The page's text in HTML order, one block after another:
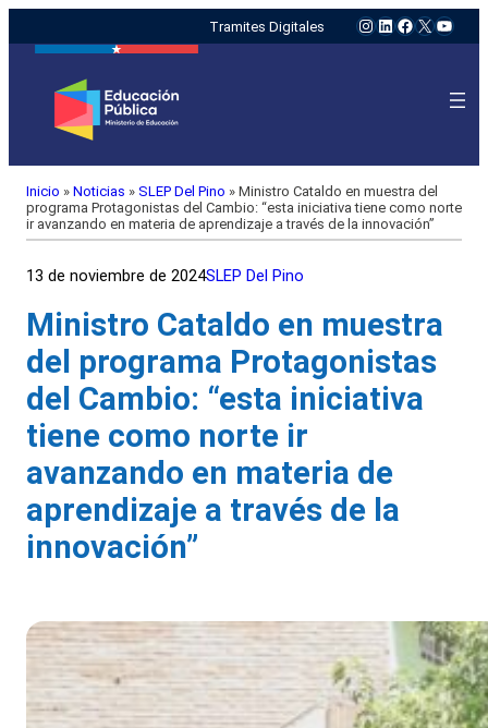
Tramites Digitales Instagram
LinkedIn
Facebook
X
Inicio » Noticias » SLEP Del Pino » Ministro Cataldo en muestra del
programa Protagonistas del Cambio: “esta iniciativa tiene como norte
ir avanzando en materia de aprendizaje a través de la innovación”
13 de noviembre de 2024SLEP Del Pino
Ministro Cataldo en muestra
del programa Protagonistas
del Cambio: “esta iniciativa
tiene como norte ir
avanzando en materia de
aprendizaje a través de la
innovación”